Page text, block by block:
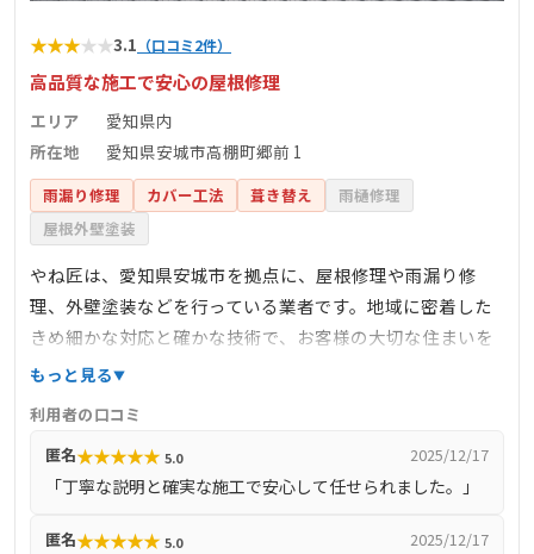
★★★★★3.1 （口コミ2件）
高品質な施工で安心の屋根修理
エリア
愛知県内
所在地
愛知県安城市高棚町郷前 1
雨漏り修理 カバー工法 葺き替え
雨樋修理
屋根外壁塗装
やね匠は、愛知県安城市を拠点に、屋根修理や雨漏り修
理、外壁塗装などを行っている業者です。地域に密着した
きめ細かな対応と確かな技術で、お客様の大切な住まいを
守ります。無料診断サービスも実施しており、安心して相
合わせた最適なプランを提供しています。
もっと見る
利用者の口コミ
匿名★★★★★ 5.0 2025/12/17
「丁寧な説明と確実な施工で安心して任せられました。」
匿名★★★★★ 5.0 2025/12/17